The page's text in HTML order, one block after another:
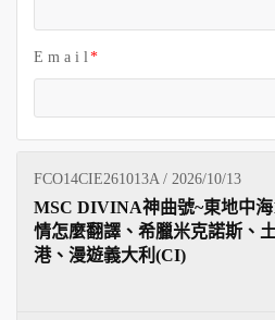
E m a i l
FCO14CIE261013A / 2026/10/13
MSC DIVINA神曲號~東地中海
情怎麼翻譯、希臘米克諾斯、
港、漫遊義大利(CI)